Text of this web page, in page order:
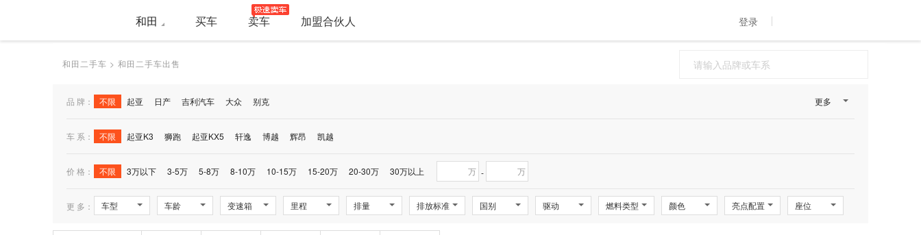
和田 买车 卖车 加盟合伙人 登录
和田二手车 > 和田二手车出售
品 牌： 不限 起亚 日产 吉利汽车 大众 别克 更多
车 系： 不限 起亚K3 狮跑 起亚KX5 轩逸 博越 辉昂 凯越
价 格： 不限 3万以下 3-5万 5-8万 8-10万 10-15万 15-20万 20-30万 30万以上 万 - 万
更 多： 车型 车龄 变速箱 里程 排量 排放标准 国别 驱动 燃料类型 颜色 亮点配置 座位